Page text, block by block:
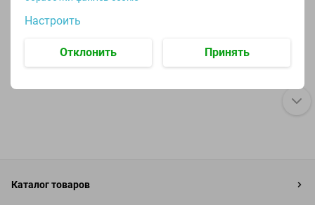
Каталог товаров
Настроить
Отклонить Принять